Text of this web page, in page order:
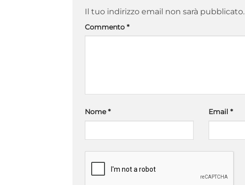
Il tuo indirizzo email non sarà pubblicato.
Commento *
Nome* Email *